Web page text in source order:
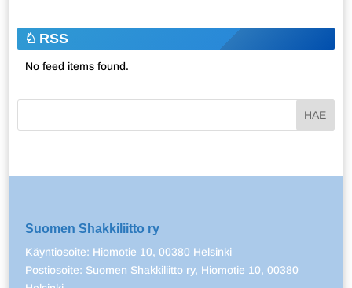
RSS
No feed items found.
Suomen Shakkiliitto ry
Käyntiosoite: Hiomotie 10, 00380 Helsinki
Postiosoite: Suomen Shakkiliitto ry, Hiomotie 10, 00380